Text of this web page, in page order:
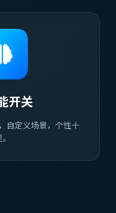
开关
自定义场景，个性十